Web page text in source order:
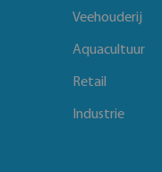
Veehouderij
Aquacultuur
Retail
Industrie